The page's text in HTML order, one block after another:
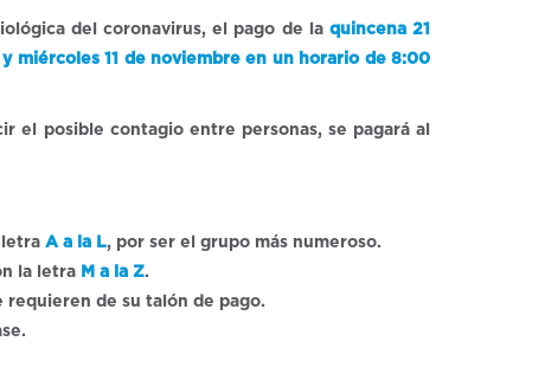
del coronavirus, el pago de la quincena 21
y miércoles 11 de noviembre en un horario de 8:00
el posible contagio entre personas, se pagará al
letra A a la L, por ser el grupo más numeroso.
la letra M a la Z.
requieren de su talón de pago.